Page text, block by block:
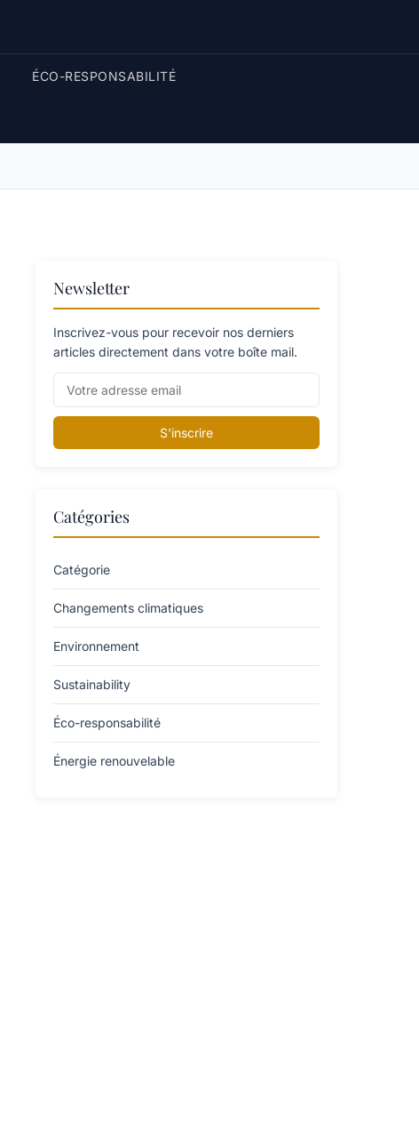
ÉCO-RESPONSABILITÉ
Newsletter
Inscrivez-vous pour recevoir nos derniers
articles directement dans votre boîte mail.
S'inscrire
Catégories
Catégorie
Changements climatiques
Environnement
Sustainability
Éco-responsabilité
Énergie renouvelable